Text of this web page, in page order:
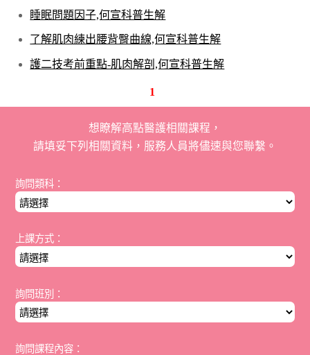
睡眠問題因子,何宣科普生解
了解肌肉練出腰背臀曲線,何宣科普生解
護二技考前重點-肌肉解剖,何宣科普生解
1
想瞭解高點醫護相關課程，
請填妥下列相關資料，服務人員將儘速與您聯繫。
詢問類科：
上課方式：
詢問班別：
詢問課程內容：